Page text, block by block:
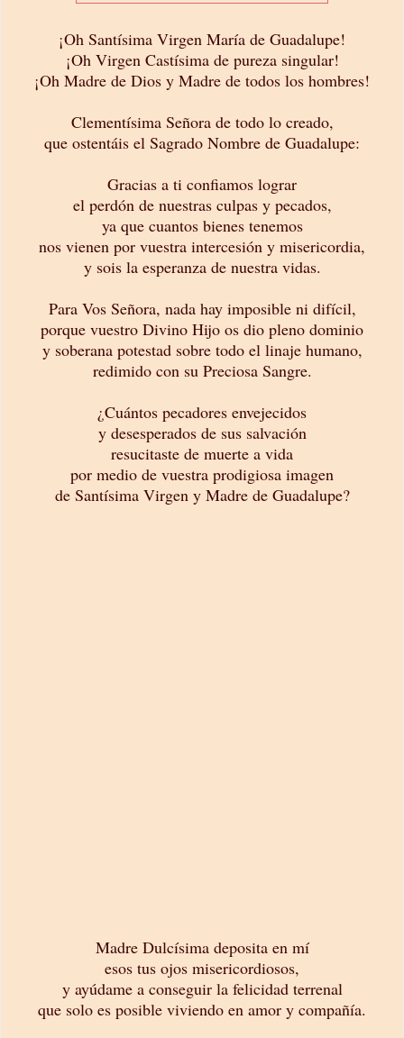
¡Oh Santísima Virgen María de Guadalupe!
¡Oh Virgen Castísima de pureza singular!
¡Oh Madre de Dios y Madre de todos los hombres!
Clementísima Señora de todo lo creado,
que ostentáis el Sagrado Nombre de Guadalupe:
Gracias a ti confiamos lograr
el perdón de nuestras culpas y pecados,
ya que cuantos bienes tenemos
nos vienen por vuestra intercesión y misericordia,
y sois la esperanza de nuestra vidas.
Para Vos Señora, nada hay imposible ni difícil,
porque vuestro Divino Hijo os dio pleno dominio
y soberana potestad sobre todo el linaje humano,
redimido con su Preciosa Sangre.
¿Cuántos pecadores envejecidos
y desesperados de sus salvación
resucitaste de muerte a vida
por medio de vuestra prodigiosa imagen
de Santísima Virgen y Madre de Guadalupe?
Madre Dulcísima deposita en mí
esos tus ojos misericordiosos,
y ayúdame a conseguir la felicidad terrenal
que solo es posible viviendo en amor y compañía.